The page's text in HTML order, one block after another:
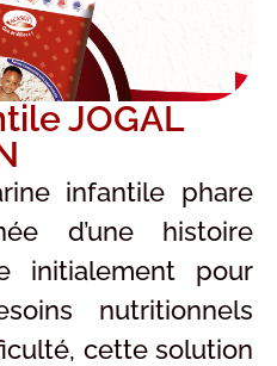
JOGAL
infantile phare
d’une histoire
initialement pour
nutritionnels
cette solution